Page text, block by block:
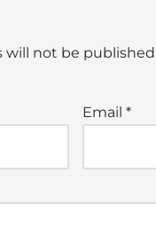
will not be
Email*